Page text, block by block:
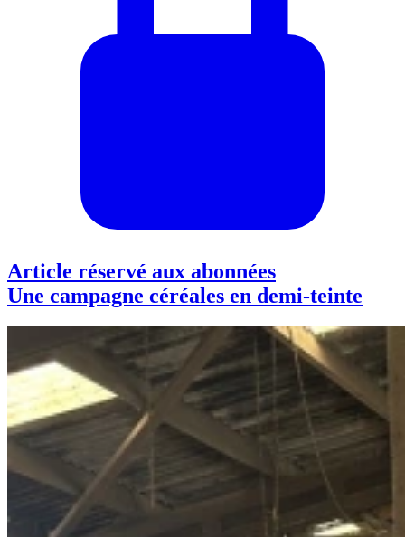
Article réservé aux abonnées
Une campagne céréales en demi-teinte